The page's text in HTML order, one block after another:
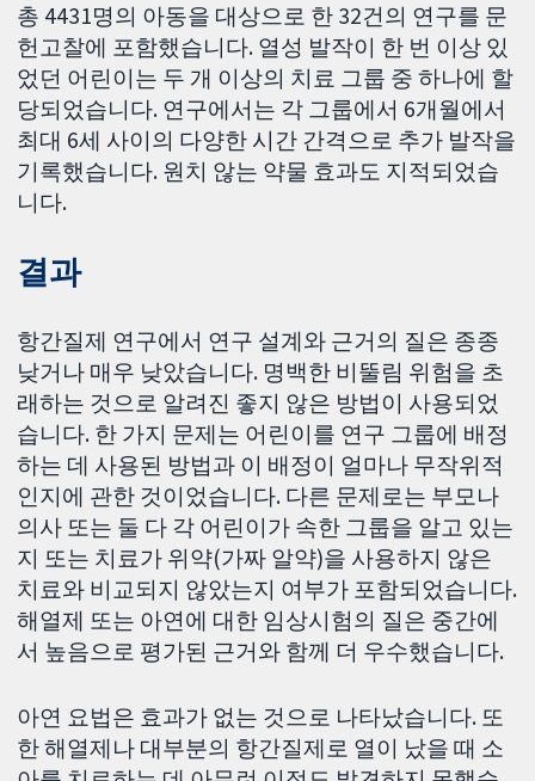
총 4431명의 아동을 대상으로 한 32건의 연구를 문
헌고찰에 포함했습니다. 열성 발작이 한 번 이상 있
었던 어린이는 두 개 이상의 치료 그룹 중 하나에 할
당되었습니다. 연구에서는 각 그룹에서 6개월에서
최대 6세 사이의 다양한 시간 간격으로 추가 발작을
기록했습니다. 원치 않는 약물 효과도 지적되었습
니다.
결과
항간질제 연구에서 연구 설계와 근거의 질은 종종
낮거나 매우 낮았습니다. 명백한 비뚤림 위험을 초
래하는 것으로 알려진 좋지 않은 방법이 사용되었
습니다. 한 가지 문제는 어린이를 연구 그룹에 배정
하는 데 사용된 방법과 이 배정이 얼마나 무작위적
인지에 관한 것이었습니다. 다른 문제로는 부모나
의사 또는 둘 다 각 어린이가 속한 그룹을 알고 있는
지 또는 치료가 위약(가짜 알약)을 사용하지 않은
치료와 비교되지 않았는지 여부가 포함되었습니다.
해열제 또는 아연에 대한 임상시험의 질은 중간에
서 높음으로 평가된 근거와 함께 더 우수했습니다.
아연 요법은 효과가 없는 것으로 나타났습니다. 또
한 해열제나 대부분의 항간질제로 열이 났을 때 소